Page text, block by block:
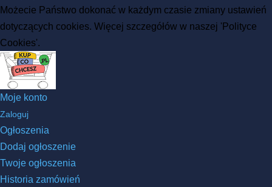
Możecie Państwo dokonać w każdym czasie zmiany ustawień
dotyczących cookies. Więcej szczegółów w naszej 'Polityce
Cookies'.
Moje konto
Zaloguj
Ogłoszenia
Dodaj ogłoszenie
Twoje ogłoszenia
Historia zamówień